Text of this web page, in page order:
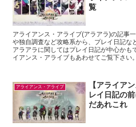
覧
アライアンス・アライブ(アラアラ)の記事
や独自調査など攻略系から、プレイ日記な
アラアラに関してはプレイ日記が中心か
イアンス・アライブもあわせてご覧下さい
アライアンス・アライブ
【アライア
レイ日記の
だあれこれ